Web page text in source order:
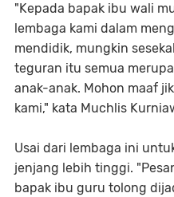
"Kepada bapak ibu wali
lembaga kami dalam
mendidik, mungkin
teguran itu semua
anak-anak. Mohon maaf
kami," kata Muchlis
Usai dari lembaga ini
jenjang lebih tinggi.
bapak ibu guru tolong